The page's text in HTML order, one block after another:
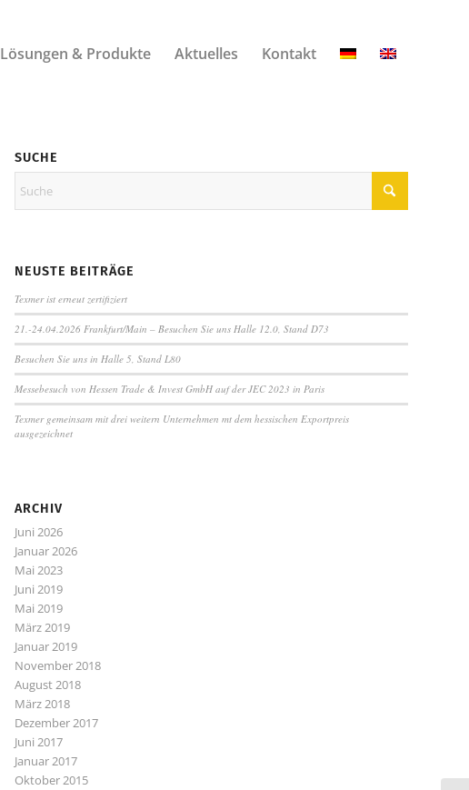
Lösungen & Produkte Aktuelles Kontakt
SUCHE
NEUSTE BEITRÄGE
Texmer ist erneut zertifiziert
21.-24.04.2026 Frankfurt/Main – Besuchen Sie uns Halle 12.0, Stand D73
Besuchen Sie uns in Halle 5, Stand L80
Messebesuch von Hessen Trade & Invest GmbH auf der JEC 2023 in Paris
Texmer gemeinsam mit drei weitern Unternehmen mt dem hessischen Exportpreis
ausgezeichnet
ARCHIV
Juni 2026
Januar 2026
Mai 2023
Juni 2019
Mai 2019
März 2019
Januar 2019
November 2018
August 2018
März 2018
Dezember 2017
Juni 2017
Januar 2017
Oktober 2015